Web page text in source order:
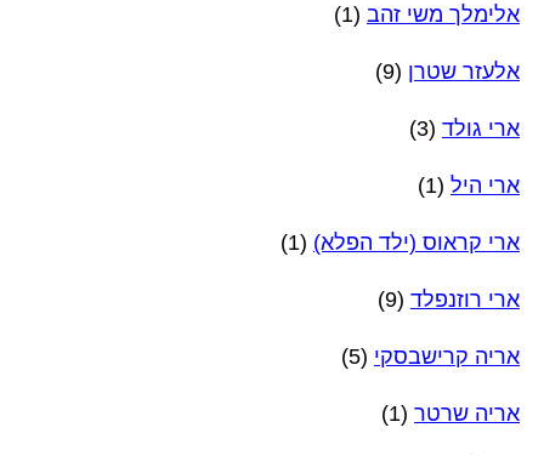
אלימלך משי זהב (1)
אלעזר שטרן (9)
ארי גולד (3)
ארי היל (1)
ארי קראוס (ילד הפלא) (1)
ארי רוזנפלד (9)
אריה קרישבסקי (5)
אריה שרטר (1)